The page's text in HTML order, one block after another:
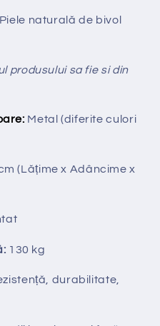
Piele naturală de bivol
produsului sa fie si din
Metal (diferite culori
(Lățime x Adâncime x
130 kg
durabilitate,